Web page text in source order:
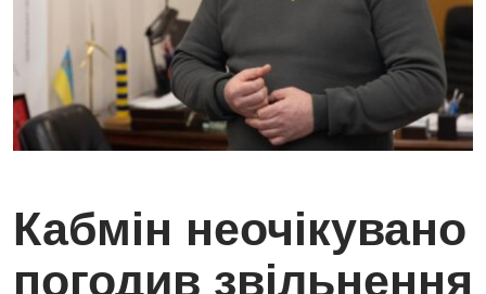
Кабмін неочікувано
погодив звільнення